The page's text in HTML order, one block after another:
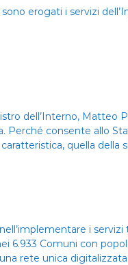
erogati i servizi
dell’Interno, Matteo
consente allo
quella della
i
6.933 Comuni con
rete unica